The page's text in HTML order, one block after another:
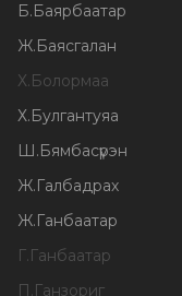
Б.Баярбаатар
Ж.Баясгалан
Х.Болормаа
Х.Булгантуяа
Ш.Бямбасүрэн
Ж.Галбадрах
Ж.Ганбаатар
Г.Ганбаатар
П.Ганзориг